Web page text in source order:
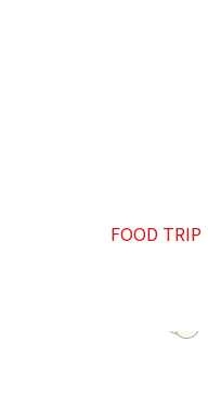
FOOD TRIP